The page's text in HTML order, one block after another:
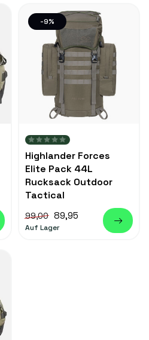
-9%
Highlander Forces
Elite Pack 44L
Rucksack Outdoor
Tactical
99,00 89,95
Auf Lager